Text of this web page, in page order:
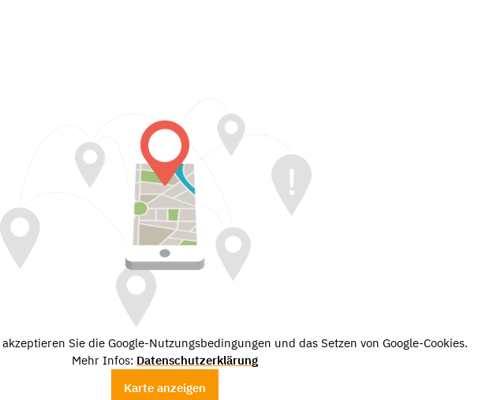
Sie die Google-Nutzungsbedingungen und das Setzen von Google-Cookies.
Mehr Infos: Datenschutzerklärung
Karte anzeigen